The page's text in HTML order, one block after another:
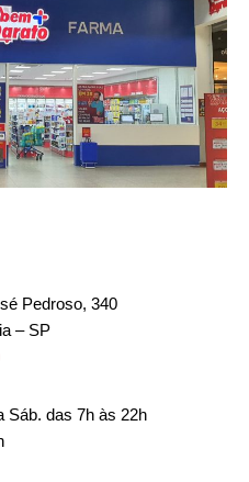
Pedroso, 340
– SP
Sáb. das 7h às 22h